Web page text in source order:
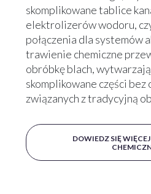
skomplikowane tablice
elektrolizerów wodoru,
połączenia dla systemów
trawienie chemiczne
obróbkę blach,
skomplikowane części bez
związanych z tradycyjną
DOWIEDZ SIĘ